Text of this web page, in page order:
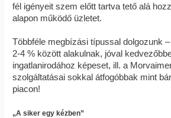
fél igényeit szem előtt tartva tető alá
alapon működő üzletet.
Többféle megbízási típussal dolgozunk
2-4 % között alakulnak, jóval
ingatlanirodához képeset, ill. a
szolgáltatásai sokkal átfogóbbak mint
piacon!
„A siker egy kézben”